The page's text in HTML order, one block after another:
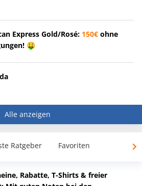
Express Gold/Rosé: 150€ ohne
🤑
Alle anzeigen
Ratgeber Favoriten
Rabatte, T-Shirts & freier